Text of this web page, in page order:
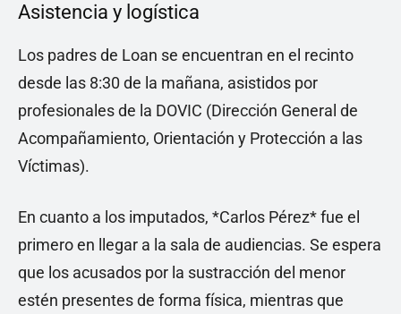
Asistencia y logística
Los padres de Loan se encuentran en el recinto
desde las 8:30 de la mañana, asistidos por
profesionales de la DOVIC (Dirección General de
Acompañamiento, Orientación y Protección a las
Víctimas).
En cuanto a los imputados, *Carlos Pérez* fue el
primero en llegar a la sala de audiencias. Se espera
que los acusados por la sustracción del menor
estén presentes de forma física, mientras que